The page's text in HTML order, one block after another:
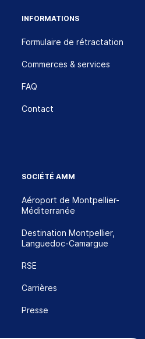
INFORMATIONS
Formulaire de rétractation
Commerces & services
FAQ
Contact
SOCIÉTÉ AMM
Aéroport de Montpellier-
Méditerranée
Destination Montpellier,
Languedoc-Camargue
RSE
Carrières
Presse